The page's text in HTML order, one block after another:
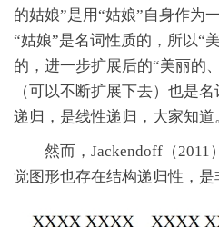
的姑娘”是用“姑娘”自身作为
“姑娘”是名词性质的，所以“
的，进一步扩展后的“美丽的
（可以不断扩展下去）也是
递归，是线性递归，大家知道
然而，Jackendoff（2011
觉图形也存在结构递归性，是